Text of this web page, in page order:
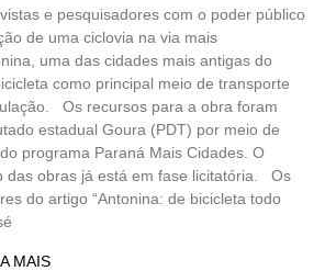
e pesquisadores com o poder público
de uma ciclovia na via mais
uma das cidades mais antigas do
como principal meio de transporte
Os recursos para a obra foram
estadual Goura (PDT) por meio de
programa Paraná Mais Cidades. O
das obras já está em fase licitatória. Os
do artigo “Antonina: de bicicleta todo
MAIS